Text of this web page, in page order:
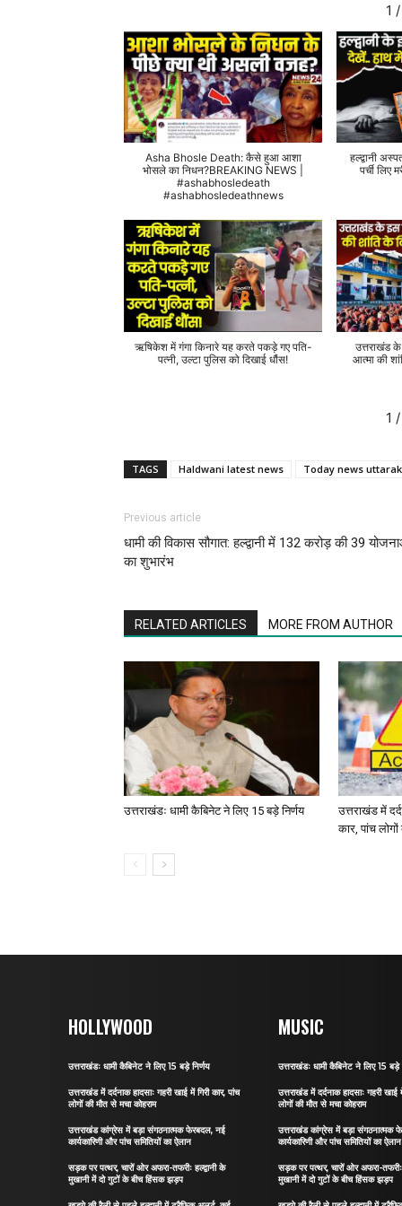
1 /
Asha Bhosle Death: कैसे हुआ आशा
भोसले का निधन?BREAKING NEWS |
#ashabhosledeath
#ashabhosledeathnews
हल्द्वानी
पर्ची
ऋषिकेश में गंगा किनारे यह करते पकड़े गए पति-
पत्नी, उल्टा पुलिस को दिखाई धौंस!
उत्तराखंड
आत्मा की
1 /
TAGS Haldwani latest news Today news
Previous article
धामी की विकास सौगात: हल्द्वानी में 132 करोड़ की 39
का शुभारंभ
RELATED ARTICLES MORE FROM AUTHOR
उत्तराखंडः धामी कैबिनेट ने लिए 15 बड़े निर्णय
उत्तराखंड में
कार, पांच
HOLLYWOOD
उत्तराखंडः धामी कैबिनेट ने लिए 15 बड़े निर्णय
उत्तराखंड में दर्दनाक हादसाः गहरी खाई में गिरी कार, पांच
लोगों की मौत से मचा कोहराम
उत्तराखंड कांग्रेस में बड़ा संगठनात्मक फेरबदल, नई
कार्यकारिणी और पांच समितियों का ऐलान
सड़क पर पत्थर, चारों ओर अफरा-तफरीः हल्द्वानी के
मुखानी में दो गुटों के बीच हिंसक झड़प
MUSIC
उत्तराखंडः धामी कैबिनेट ने लिए 15 बड़े
उत्तराखंड में दर्दनाक हादसाः गहरी खाई
लोगों की मौत से मचा कोहराम
उत्तराखंड कांग्रेस में बड़ा संगठनात्मक
कार्यकारिणी और पांच समितियों का ऐलान
सड़क पर पत्थर, चारों ओर अफरा-तफरीः
मुखानी में दो गुटों के बीच हिंसक झड़प